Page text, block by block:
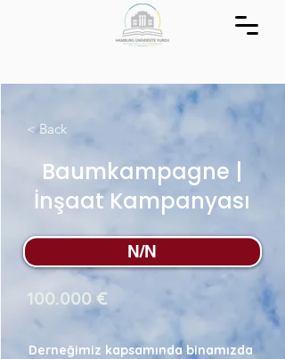
< Back
Baumkampagne |
İnşaat Kampanyası
N/N
100.000 €
Derneğimiz kapsamında binamızda